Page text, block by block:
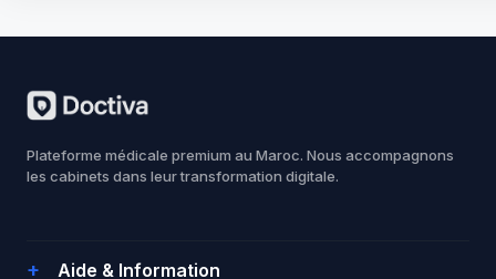
Plateforme médicale premium au Maroc. Nous accompagnons
les cabinets dans leur transformation digitale.
Aide & Information